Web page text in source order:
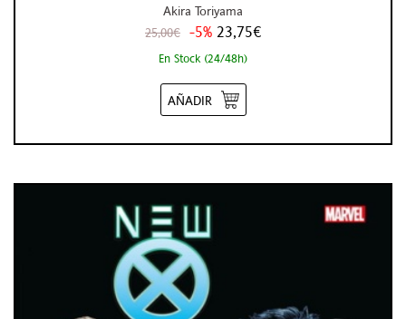
Akira Toriyama
25,00€ -5% 23,75€
En Stock (24/48h)
AÑADIR